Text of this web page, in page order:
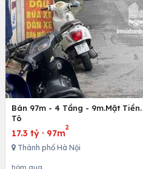
Bán 97m - 4 Tầng - 9m.Mặt
Tô
17.3 tỷ · 97m
2
Thành phố Hà Nội
hôm qua